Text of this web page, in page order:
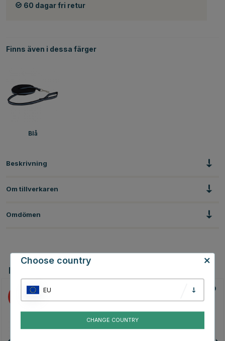
60 dagar fri retur
Finns även i dessa färger
Blå
Beskrivning
Om tillverkaren
Omdömen
Du kanske även är intresserad av
Choose country
EU
CHANGE COUNTRY